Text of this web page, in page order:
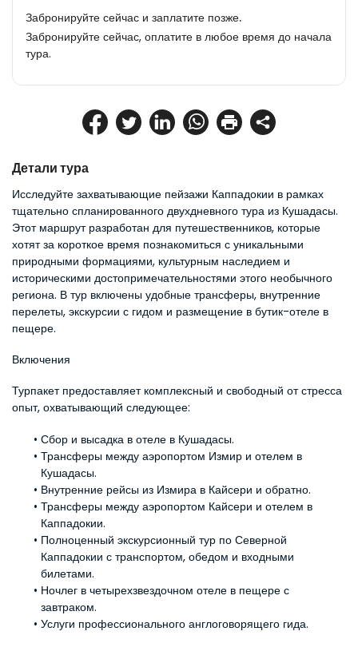
Детали тура
Исследуйте захватывающие пейзажи Каппадокии в рамках
тщательно спланированного двухдневного тура из Кушадасы.
Этот маршрут разработан для путешественников, которые
хотят за короткое время познакомиться с уникальными
природными формациями, культурным наследием и
историческими достопримечательностями этого необычного
региона. В тур включены удобные трансферы, внутренние
перелеты, экскурсии с гидом и размещение в бутик-отеле в
пещере.
Включения
Турпакет предоставляет комплексный и свободный от стресса
опыт, охватывающий следующее:
Сбор и высадка в отеле в Кушадасы.
Трансферы между аэропортом Измир и отелем в
Кушадасы.
Внутренние рейсы из Измира в Кайсери и обратно.
Трансферы между аэропортом Кайсери и отелем в
Каппадокии.
Полноценный экскурсионный тур по Северной
Каппадокии с транспортом, обедом и входными
билетами.
Ночлег в четырехзвездочном отеле в пещере с
завтраком.
Услуги профессионального англоговорящего гида.
Забронируйте сейчас и заплатите позже.
Забронируйте сейчас, оплатите в любое время до начала
тура.